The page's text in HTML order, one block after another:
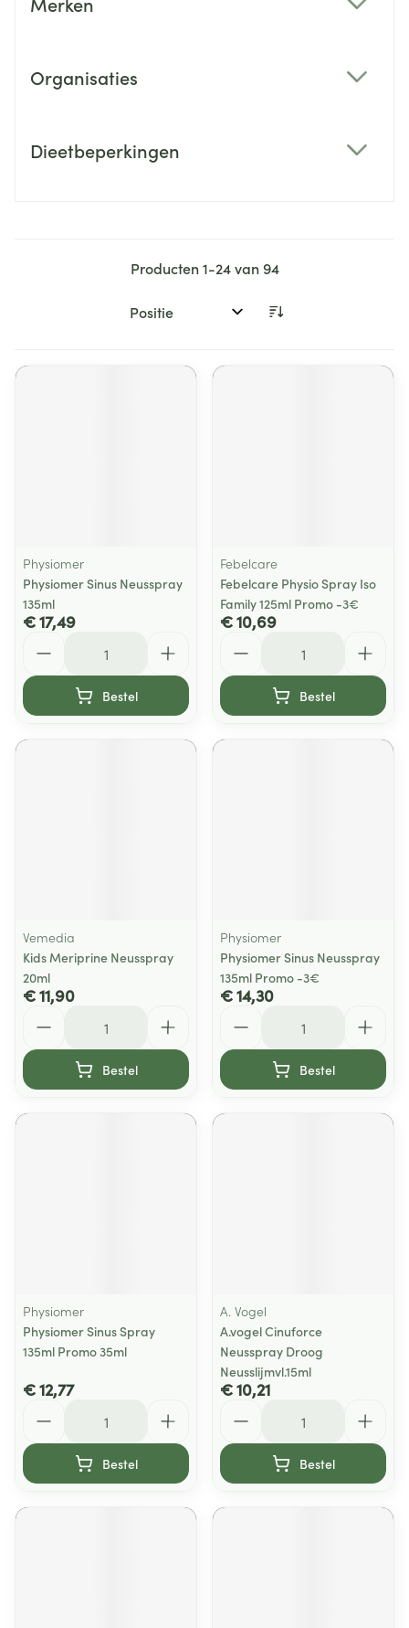
Organisaties
Dieetbeperkingen
Producten1-24van94
Sorteer op:
Physiomer
Physiomer Sinus Neusspray
135ml
€ 17,49
Bestel
Febelcare
Febelcare Physio Spray Iso
Family 125ml Promo -3€
€ 10,69
Bestel
Vemedia
Kids Meriprine Neusspray
20ml
€ 11,90
Bestel
Physiomer
Physiomer Sinus Neusspray
135ml Promo -3€
€ 14,30
Bestel
Physiomer
Physiomer Sinus Spray
135ml Promo 35ml
€ 12,77
Bestel
A. Vogel
A.vogel Cinuforce
Neusspray Droog
Neusslijmvl.15ml
€ 10,21
Bestel